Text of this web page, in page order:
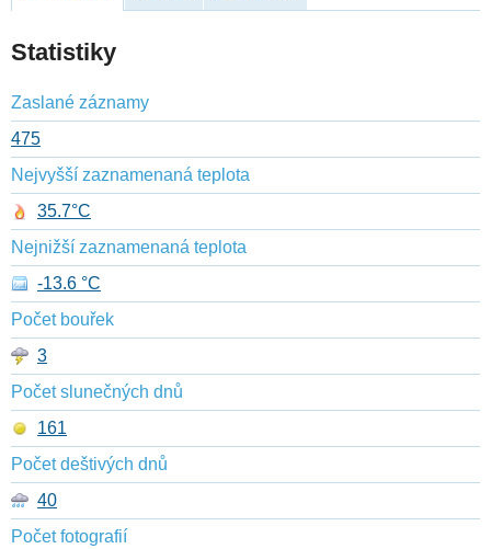
Statistiky
Zaslané záznamy
475
Nejvyšší zaznamenaná teplota
35.7°C
Nejnižší zaznamenaná teplota
-13.6 °C
Počet bouřek
3
Počet slunečných dnů
161
Počet deštivých dnů
40
Počet fotografií